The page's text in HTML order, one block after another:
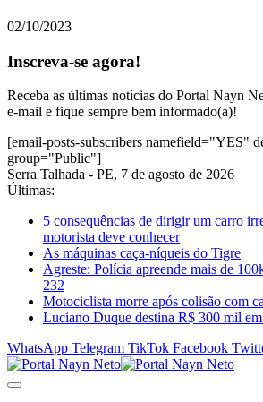
02/10/2023
Inscreva-se agora!
Receba as últimas notícias do Portal Nayn
e-mail e fique sempre bem informado(a)!
[email-posts-subscribers namefield="YES"
group="Public"]
Serra Talhada - PE, 7 de agosto de 2026
Últimas:
5 consequências de dirigir um carro
motorista deve conhecer
As máquinas caça-níqueis do Tigre
Agreste: Polícia apreende mais de
232
Motociclista morre após colisão com
Luciano Duque destina R$ 300 mil
WhatsApp Telegram TikTok Facebook